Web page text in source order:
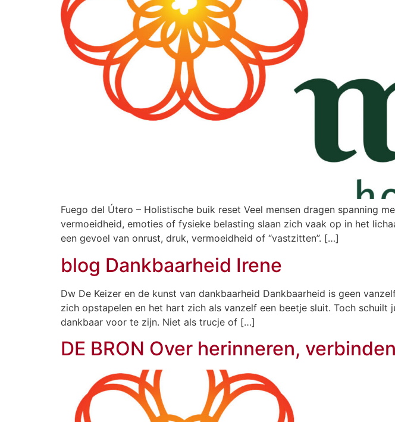
Fuego del Útero – Holistische buik reset Veel mensen dragen spanning
vermoeidheid, emoties of fysieke belasting slaan zich vaak op in het
een gevoel van onrust, druk, vermoeidheid of “vastzitten”. […]
blog Dankbaarheid Irene
Dw De Keizer en de kunst van dankbaarheid Dankbaarheid is geen
zich opstapelen en het hart zich als vanzelf een beetje sluit. Toch
dankbaar voor te zijn. Niet als trucje of […]
DE BRON Over herinneren,